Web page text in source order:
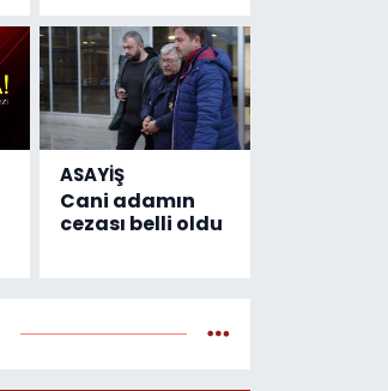
ASAYİŞ
Cani adamın
cezası belli oldu